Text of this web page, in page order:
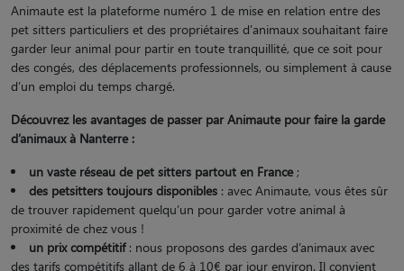
Animaute est la plateforme numéro 1 de mise en relation entre des
pet sitters particuliers et des propriétaires d'animaux souhaitant faire
garder leur animal pour partir en toute tranquillité, que ce soit pour
des congés, des déplacements professionnels, ou simplement à cause
d’un emploi du temps chargé.
Découvrez les avantages de passer par Animaute pour faire la garde
d’animaux à Nanterre :
un vaste réseau de pet sitters partout en France;
des petsitters toujours disponibles : avec Animaute, vous êtes sûr
de trouver rapidement quelqu’un pour garder votre animal à
proximité de chez vous !
un prix compétitif: nous proposons des gardes d’animaux avec
des tarifs compétitifs allant de 6 à 10€ par jour environ. Il convient